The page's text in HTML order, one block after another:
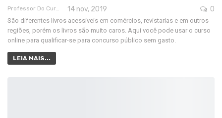
Professor Do Cursos Rápidos Grátis 14 nov, 2019 0
São diferentes livros acessíveis em comércios, revistarias e em outros
regiões, porém os livros são muito caros. Aqui você pode usar o curso
online para qualificar-se para concurso público sem gasto.
LEIA MAIS...